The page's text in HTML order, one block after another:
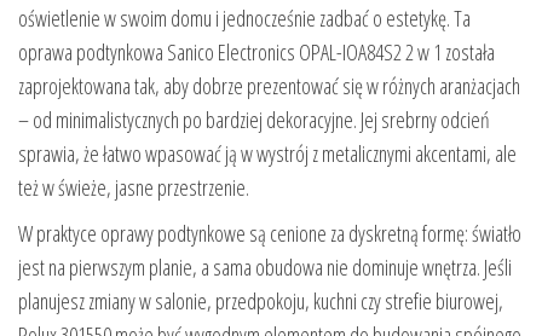
oświetlenie w swoim domu i jednocześnie zadbać o estetykę. Ta
oprawa podtynkowa Sanico Electronics OPAL-IOA84S2 2 w 1 została
zaprojektowana tak, aby dobrze prezentować się w różnych aranżacjach
– od minimalistycznych po bardziej dekoracyjne. Jej srebrny odcień
sprawia, że łatwo wpasować ją w wystrój z metalicznymi akcentami, ale
też w świeże, jasne przestrzenie.
W praktyce oprawy podtynkowe są cenione za dyskretną formę: światło
jest na pierwszym planie, a sama obudowa nie dominuje wnętrza. Jeśli
planujesz zmiany w salonie, przedpokoju, kuchni czy strefie biurowej,